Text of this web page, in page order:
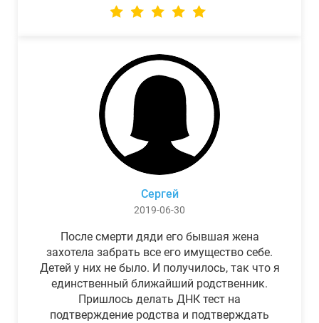
Сергей
2019-06-30
После смерти дяди его бывшая жена
захотела забрать все его имущество себе.
Детей у них не было. И получилось, так что я
единственный ближайший родственник.
Пришлось делать ДНК тест на
подтверждение родства и подтверждать